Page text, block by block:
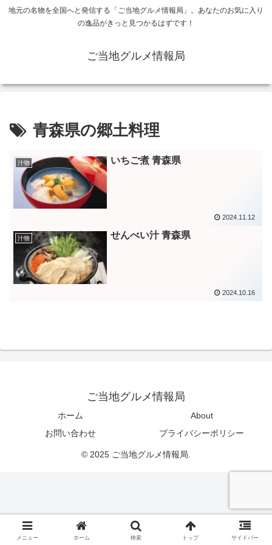
地元の名物を全国へと発信する「ご当地グルメ情報局」。あなたのお気に入り
の逸品がきっと見つかるはずです！
ご当地グルメ情報局
青森県の郷土料理
汁物 いちご煮 青森県
2024.11.12
汁物 せんべい汁 青森県
2024.10.16
ご当地グルメ情報局
ホーム
About
お問い合わせ
プライバシーポリシー
© 2025 ご当地グルメ情報局.
メニュー ホーム 検索 トップ サイドバー